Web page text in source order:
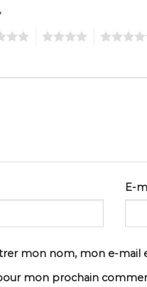
E-
mon nom, mon e-mail
mon prochain